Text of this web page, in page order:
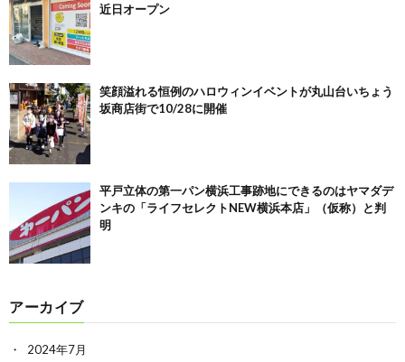
近日オープン
笑顔溢れる恒例のハロウィンイベントが丸山台いちょう
坂商店街で10/28に開催
平戸立体の第一パン横浜工事跡地にできるのはヤマダデ
ンキの「ライフセレクトNEW横浜本店」（仮称）と判
明
アーカイブ
2024年7月